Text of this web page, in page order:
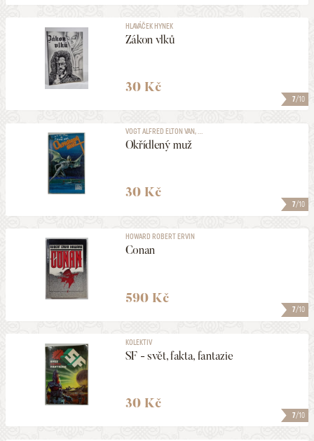
7/10
HLAVÁČEK HYNEK
Zákon vlků
30 Kč
7/10
VOGT ALFRED ELTON VAN, ...
Okřídlený muž
30 Kč
7/10
HOWARD ROBERT ERVIN
Conan
590 Kč
7/10
KOLEKTIV
SF - svět, fakta, fantazie
30 Kč